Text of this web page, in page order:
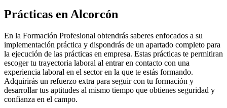
Prácticas en Alcorcón
En la Formación Profesional obtendrás saberes enfocados a su
implementación práctica y dispondrás de un apartado completo para
la ejecución de las prácticas en empresa. Estas prácticas te permitiran
escoger tu trayectoria laboral al entrar en contacto con una
experiencia laboral en el sector en la que te estás formando.
Adquirirás un refuerzo extra para seguir con tu formación y
desarrollar tus aptitudes al mismo tiempo que obtienes seguridad y
confianza en el campo.